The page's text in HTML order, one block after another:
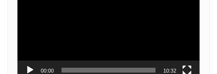
00:00 10:32